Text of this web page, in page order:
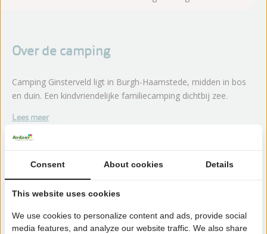
Over de camping
Camping Ginsterveld ligt in Burgh-Haamstede, midden in bos
en duin. Een kindvriendelijke familiecamping dichtbij zee.
Lees meer
Zeker boeken!
kosteloos te wijzigen of te annuleren.
Consent About cookies Details
This website uses cookies
We use cookies to personalize content and ads, provide social
media features, and analyze our website traffic. We also share